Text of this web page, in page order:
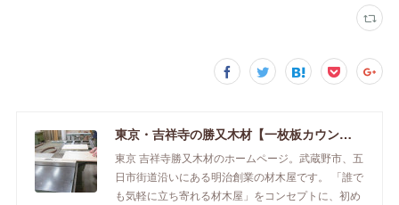
東京・吉祥寺の勝又木材【一枚板カウンター】
東京 吉祥寺勝又木材のホームページ。武蔵野市、五
日市街道沿いにある明治創業の材木屋です。 「誰で
も気軽に立ち寄れる材木屋」をコンセプトに、初め